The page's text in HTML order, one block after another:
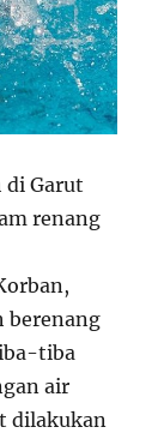
di Garut
renang
berenang
tiba
air
dilakukan